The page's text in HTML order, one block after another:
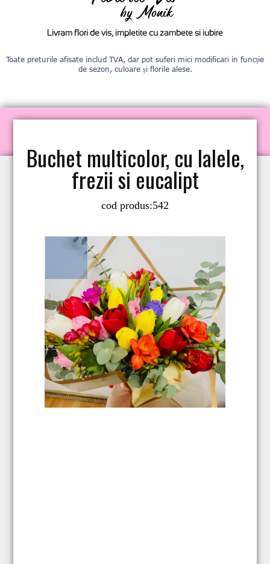
Livram flori de vis, impletite cu zambete si iubire
Toate preturile afisate includ TVA, dar pot suferi mici modificari in funcție
de sezon, culoare și florile alese.
Buchet multicolor, cu lalele,
frezii si eucalipt
cod produs:542